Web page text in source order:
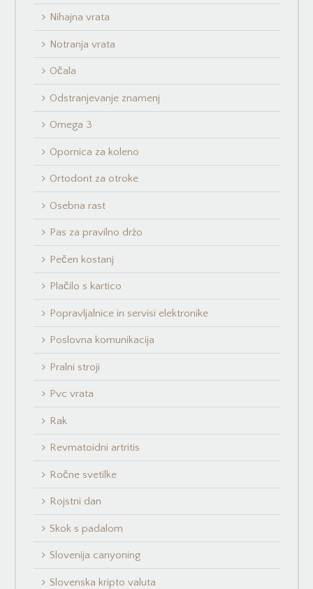
Nihajna vrata
Notranja vrata
Očala
Odstranjevanje znamenj
Omega 3
Opornica za koleno
Ortodont za otroke
Osebna rast
Pas za pravilno držo
Pečen kostanj
Plačilo s kartico
Popravljalnice in servisi elektronike
Poslovna komunikacija
Pralni stroji
Pvc vrata
Rak
Revmatoidni artritis
Ročne svetilke
Rojstni dan
Skok s padalom
Slovenija canyoning
Slovenska kripto valuta